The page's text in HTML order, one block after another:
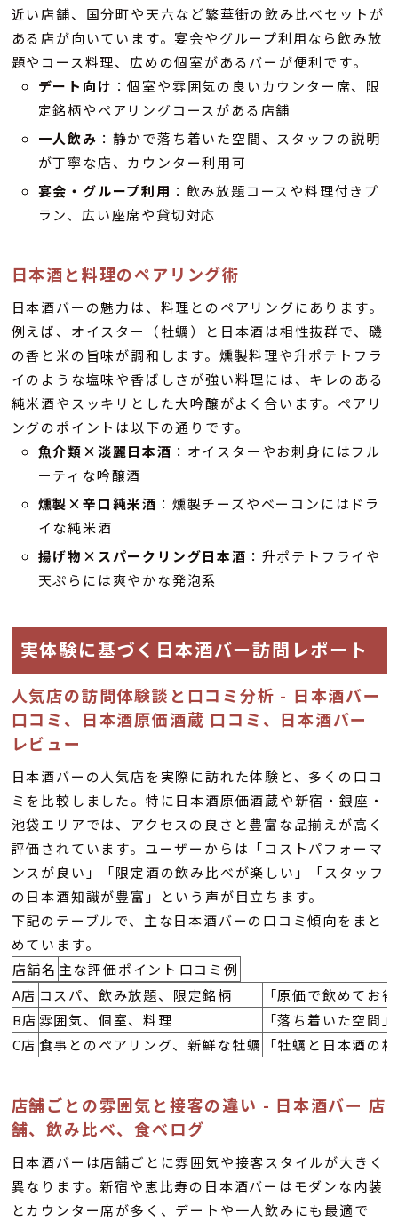
近い店舗、国分町や天六など繁華街の飲み比べセットが
ある店が向いています。宴会やグループ利用なら飲み放
題やコース料理、広めの個室があるバーが便利です。
デート向け ：個室や雰囲気の良いカウンター席、限
定銘柄やペアリングコースがある店舗
一人飲み ：静かで落ち着いた空間、スタッフの説明
が丁寧な店、カウンター利用可
宴会・グループ利用 ：飲み放題コースや料理付きプ
ラン、広い座席や貸切対応
日本酒と料理のペアリング術
日本酒バーの魅力は、料理とのペアリングにあります。
例えば、オイスター（牡蠣）と日本酒は相性抜群で、磯
の香と米の旨味が調和します。燻製料理や升ポテトフラ
イのような塩味や香ばしさが強い料理には、キレのある
純米酒やスッキリとした大吟醸がよく合います。ペアリ
ングのポイントは以下の通りです。
魚介類×淡麗日本酒 ：オイスターやお刺身にはフル
ーティな吟醸酒
燻製×辛口純米酒 ：燻製チーズやベーコンにはドラ
イな純米酒
揚げ物×スパークリング日本酒 ：升ポテトフライや
天ぷらには爽やかな発泡系
実体験に基づく日本酒バー訪問レポート
人気店の訪問体験談と口コミ分析 - 日本酒バー
口コミ、日本酒原価酒蔵 口コミ、日本酒バー
レビュー
日本酒バーの人気店を実際に訪れた体験と、多くの口コ
ミを比較しました。特に日本酒原価酒蔵や新宿・銀座・
池袋エリアでは、アクセスの良さと豊富な品揃えが高く
評価されています。ユーザーからは「コストパフォーマ
ンスが良い」「限定酒の飲み比べが楽しい」「スタッフ
の日本酒知識が豊富」という声が目立ちます。
下記のテーブルで、主な日本酒バーの口コミ傾向をまと
めています。
店舗名 主な評価ポイント 口コミ例
A店 コスパ、飲み放題、限定銘柄
「原価で飲めてお
B店 雰囲気、個室、料理
「落ち着いた空間
C店 食事とのペアリング、新鮮な牡蠣 「牡蠣と日本酒の
店舗ごとの雰囲気と接客の違い - 日本酒バー 店
舗、飲み比べ、食べログ
日本酒バーは店舗ごとに雰囲気や接客スタイルが大きく
異なります。新宿や恵比寿の日本酒バーはモダンな内装
とカウンター席が多く、デートや一人飲みにも最適で